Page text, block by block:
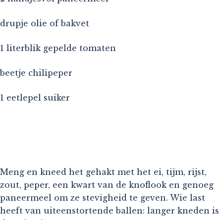
drupje olie of bakvet
1 literblik gepelde tomaten
beetje chilipeper
1 eetlepel suiker
Meng en kneed het gehakt met het ei, tijm, rijst,
zout, peper, een kwart van de knoflook en genoeg
paneermeel om ze stevigheid te geven. Wie last
heeft van uiteenstortende ballen: langer kneden is